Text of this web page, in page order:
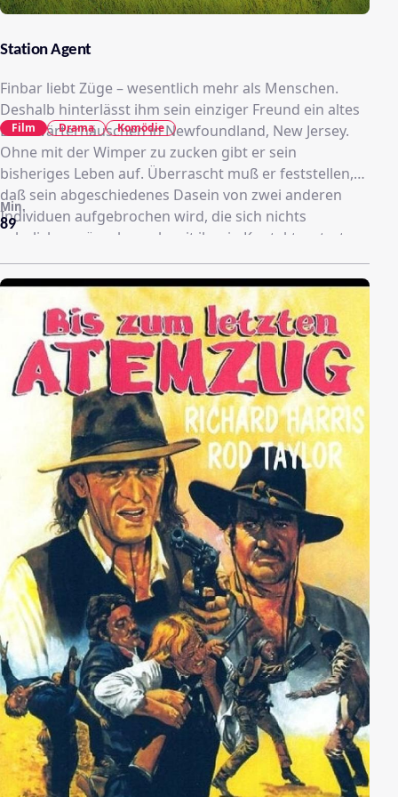
Station Agent
Finbar liebt Züge – wesentlich mehr als Menschen.
Deshalb hinterlässt ihm sein einziger Freund ein altes
Bahnwärterhäuschen in Newfoundland, New Jersey.
Ohne mit der Wimper zu zucken gibt er sein
bisheriges Leben auf. Überrascht muß er feststellen,
daß sein abgeschiedenes Dasein von zwei anderen
Individuen aufgebrochen wird, die sich nichts
sehnlicher wünschen, als mit ihm in Kontakt zu treten:
Joe, der nicht weit vom Bahnwärterhäuschen mit Leib
und Seele und kubanischer Herzlichkeit einen Imbiss
betreibt, und Olivia, deren Bekanntschaft er macht, als
sie ihn beinahe mit ihrem Wagen überfährt. Finbar
würde beiden am liebsten komplett aus dem Weg
gehen, doch Zähigkeit und Zufälle bringen die Drei
immer wieder auf ein Gleis.
89
Min.
Film Drama Komödie